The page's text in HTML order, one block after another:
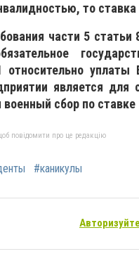
то ставка
части 5
уплаты
является для
сбор по ставке
повідомити про це редакцію
#каникулы